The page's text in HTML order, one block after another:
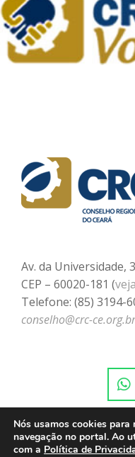
Av. da Universidade,
CEP – 60020-181 (
Telefone: (85) 3194-
conselho@crc-ce.org.br
Nós usamos cookies para
navegação no portal. Ao
com a Política de